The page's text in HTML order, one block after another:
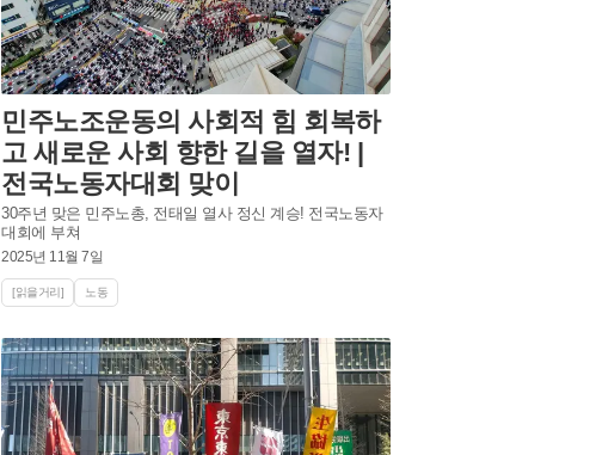
민주노조운동의 사회적 힘 회복하
고 새로운 사회 향한 길을 열자! |
전국노동자대회 맞이
30주년 맞은 민주노총, 전태일 열사 정신 계승! 전국노동자
대회에 부쳐
2025년 11월 7일
[읽을거리] 노동